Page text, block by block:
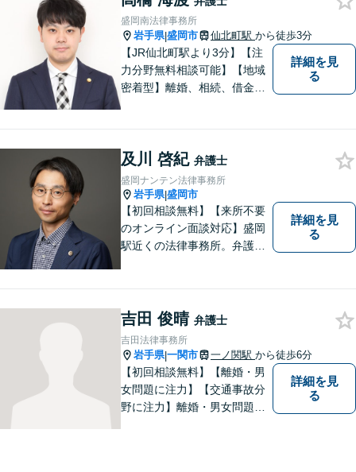
盛岡南法律事務所
岩手県|盛岡市 仙北町駅 から徒歩3分
【JR仙北町駅より3分】【注
力分野無料相談可能】【地域
密着型】離婚、相続、借金、
っています。どんなささいな
ことでも構いません。お気軽
にご相談ください。
詳細を見
る
及川 啓紀 弁護士
盛岡ナンテン法律事務所
岩手県|盛岡市
【初回相談無料】【来所不要
のオンライン面談対応】盛岡
駅近くの法律事務所。弁護士
専門用語は避け、依頼者様が
理解しやすい対応を心がけて
います。【土日祝・時間外対
応可】
詳細を見
る
吉田 俊晴 弁護士
吉田法律事務所
岩手県|一関市 一ノ関駅 から徒歩6分
【初回相談無料】【離婚・男
女問題に注力】【交通事故分
野に注力】離婚・男女問題、
詳細を見
る